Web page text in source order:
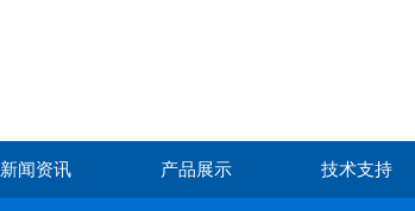
新闻资讯 产品展示 技术支持